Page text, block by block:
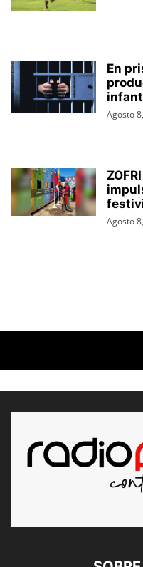
En
Agosto
Agosto